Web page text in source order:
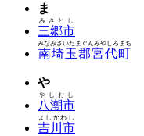
ま
三郷市
みさとし
南埼玉郡宮代町
みなみさいたまぐんみやしろまち
や
八潮市
やしおし
吉川市
よしかわし